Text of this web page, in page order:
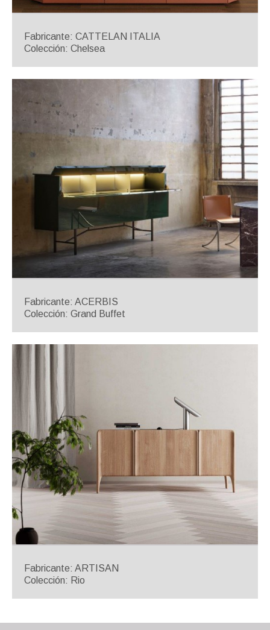
Fabricante: CATTELAN ITALIA
Colección: Chelsea
Fabricante: ACERBIS
Colección: Grand Buffet
Fabricante: ARTISAN
Colección: Rio